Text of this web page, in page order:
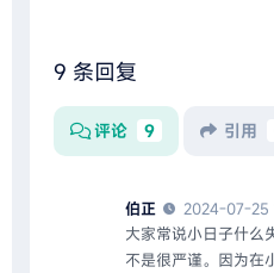
9 条回复
评论 9 引用
伯正
2024-07-25
大家常说小日子什么
不是很严谨。因为在